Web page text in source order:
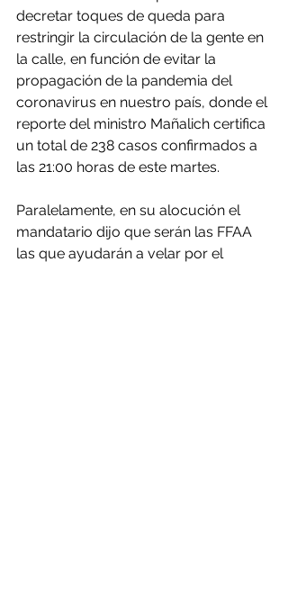
decretar toques de queda para
restringir la circulación de la gente en
la calle, en función de evitar la
propagación de la pandemia del
coronavirus en nuestro país, donde el
reporte del ministro Mañalich certifica
un total de 238 casos confirmados a
las 21:00 horas de este martes.
Paralelamente, en su alocución el
mandatario dijo que serán las FFAA
las que ayudarán a velar por el